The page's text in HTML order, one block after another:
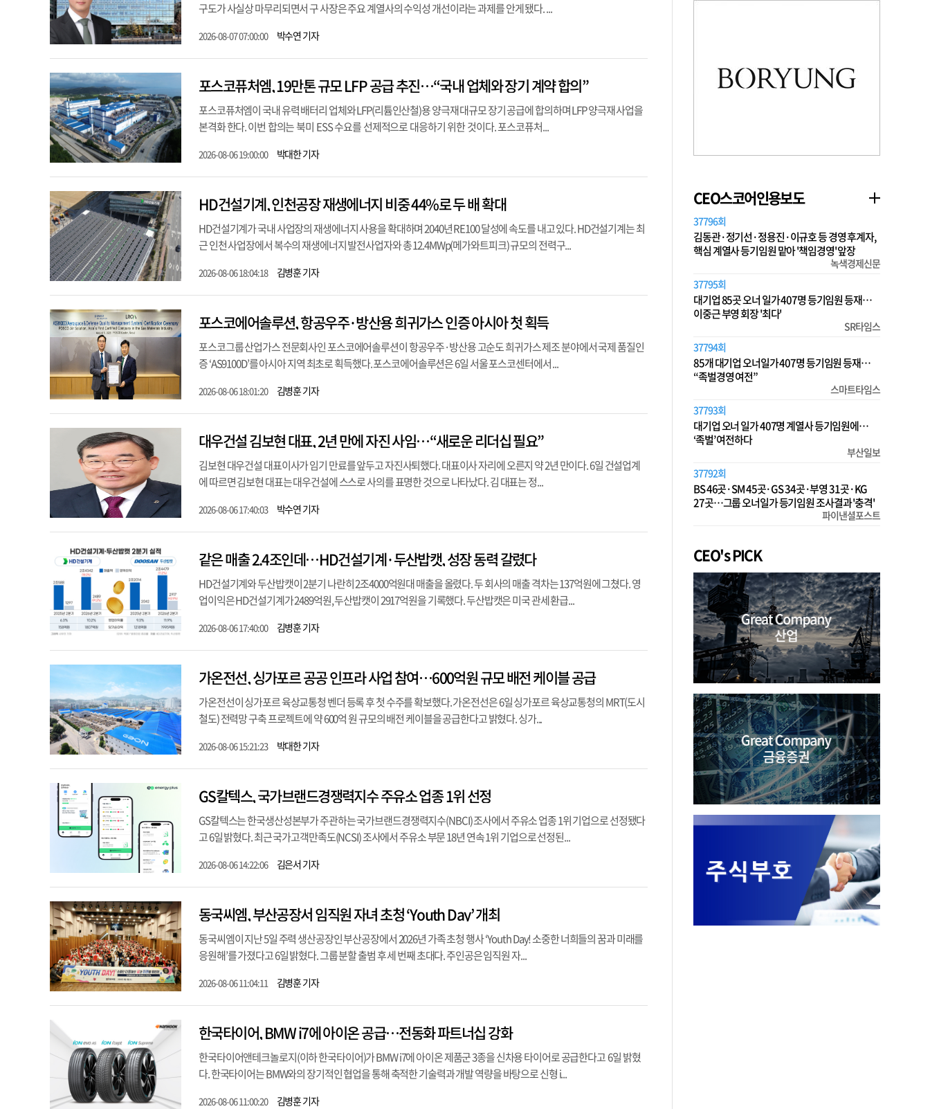
구도가 사실상 마무리되면서 구 사장은 주요 계열사의 수익성 개선이라는 과제를 안게 됐다. ...
2026-08-07 07:00:00 박수연 기자
포스코퓨처엠, 19만톤 규모 LFP 공급 추진…“국내 업체와 장기 계약 합의”
포스코퓨처엠이 국내 유력 배터리 업체와 LFP(리튬인산철)용 양극재 대규모 장기 공급에 합의하며 LFP 양극재 사업을
본격화 한다. 이번 합의는 북미 ESS 수요를 선제적으로 대응하기 위한 것이다. 포스코퓨처...
2026-08-06 19:00:00 박대한 기자
HD건설기계, 인천공장 재생에너지 비중 44%로 두 배 확대
HD건설기계가 국내 사업장의 재생에너지 사용을 확대하며 2040년 RE100 달성에 속도를 내고 있다. HD건설기계는 최
근 인천 사업장에서 복수의 재생에너지 발전사업자와 총 12.4MWp(메가와트피크) 규모의 전력구...
2026-08-06 18:04:18 김병훈 기자
포스코에어솔루션, 항공우주·방산용 희귀가스 인증 아시아 첫 획득
포스코그룹 산업가스 전문회사인 포스코에어솔루션이 항공우주·방산용 고순도 희귀가스 제조 분야에서 국제 품질인
증 ‘AS9100D’를 아시아 지역 최초로 획득했다. 포스코에어솔루션은 6일 서울 포스코센터에서 ...
2026-08-06 18:01:20 김병훈 기자
대우건설 김보현 대표, 2년 만에 자진 사임…“새로운 리더십 필요”
김보현 대우건설 대표이사가 임기 만료를 앞두고 자진사퇴했다. 대표이사 자리에 오른지 약 2년 만이다. 6일 건설업계
에 따르면 김보현 대표는 대우건설에 스스로 사의를 표명한 것으로 나타났다. 김 대표는 정...
2026-08-06 17:40:03 박수연 기자
같은 매출 2.4조인데…HD건설기계·두산밥캣, 성장 동력 갈렸다
HD건설기계와 두산밥캣이 2분기 나란히 2조4000억원대 매출을 올렸다. 두 회사의 매출 격차는 137억원에 그쳤다. 영
업이익은 HD건설기계가 2489억원, 두산밥캣이 2917억원을 기록했다. 두산밥캣은 미국 관세 환급...
2026-08-06 17:40:00 김병훈 기자
가온전선, 싱가포르 공공 인프라 사업 참여…600억원 규모 배전 케이블 공급
가온전선이 싱가포르 육상교통청 벤더 등록 후 첫 수주를 확보했다. 가온전선은 6일 싱가포르 육상교통청의 MRT(도시
철도) 전력망 구축 프로젝트에 약 600억 원 규모의 배전 케이블을 공급한다고 밝혔다. 싱가...
2026-08-06 15:21:23 박대한 기자
GS칼텍스, 국가브랜드경쟁력지수 주유소 업종 1위 선정
GS칼텍스는 한국생산성본부가 주관하는 국가브랜드경쟁력지수(NBCI) 조사에서 주유소 업종 1위 기업으로 선정됐다
고 6일 밝혔다. 최근 국가고객만족도(NCSI) 조사에서 주유소 부문 18년 연속 1위 기업으로 선정된...
2026-08-06 14:22:06 김은서 기자
동국씨엠, 부산공장서 임직원 자녀 초청 ‘Youth Day’ 개최
동국씨엠이 지난 5일 주력 생산공장인 부산공장에서 2026년 가족 초청 행사 ‘Youth Day! 소중한 너희들의 꿈과 미래를
응원해’를 가졌다고 6일 밝혔다. 그룹 분할 출범 후 세 번째 초대다. 주인공은 임직원 자...
2026-08-06 11:04:11 김병훈 기자
한국타이어, BMW i7에 아이온 공급…전동화 파트너십 강화
한국타이어앤테크놀로지(이하 한국타이어)가 BMW i7에 아이온 제품군 3종을 신차용 타이어로 공급한다고 6일 밝혔
다. 한국타이어는 BMW와의 장기적인 협업을 통해 축적한 기술력과 개발 역량을 바탕으로 신형 i...
2026-08-06 11:00:20 김병훈 기자
CEO스코어인용보도
37796회
김동관·정기선·정용진·이규호 등 경영 후계자,
핵심 계열사 등기임원 맡아 '책임경영' 앞장
녹색경제신문
37795회
대기업 85곳 오너 일가 407명 등기임원 등재…
이중근 부영 회장 '최다'
SR타임스
37794회
85개 대기업 오너일가 407명 등기임원 등재…
“족벌경영 여전”
스마트타임스
37793회
대기업 오너 일가 407명 계열사 등기임원에…
‘족벌’ 여전하다
부산일보
37792회
BS 46곳·SM 45곳·GS 34곳·부영 31곳·KG
27곳…그룹 오너일가 등기임원 조사결과 '충격'
파이낸셜포스트
CEO's PICK